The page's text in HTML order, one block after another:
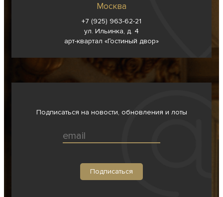
Москва
+7 (925) 963-62-21
ул. Ильинка, д. 4
арт-квартал «Гостиный двор»
Подписаться на новости, обновления и лоты